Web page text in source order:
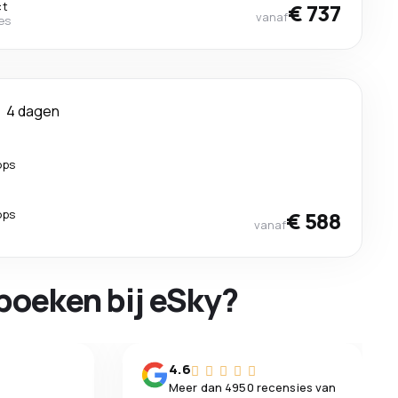
vanaf€ 737
4 dagen
vanaf€ 588
bij eSky?
4.6
Meer dan 4950 recensies van